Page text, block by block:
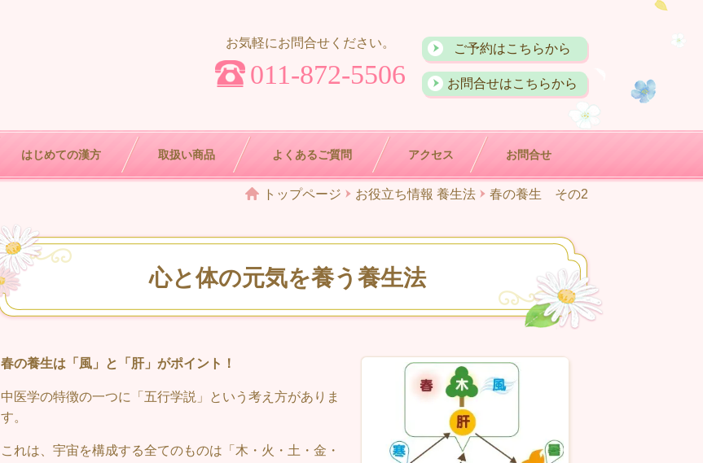
お気軽にお問合せください。
011-872-5506
ご予約はこちらから
お問合せはこちらから
はじめての漢方 取扱い商品 よくあるご質問 アクセス お問合せ
トップページ お役立ち情報 養生法 春の養生 その2
心と体の元気を養う養生法
春の養生は「風」と「肝」がポイント！
中医学の特徴の一つに「五行学説」という考え方がありま
す。
これは、宇宙を構成する全てのものは「木・火・土・金・